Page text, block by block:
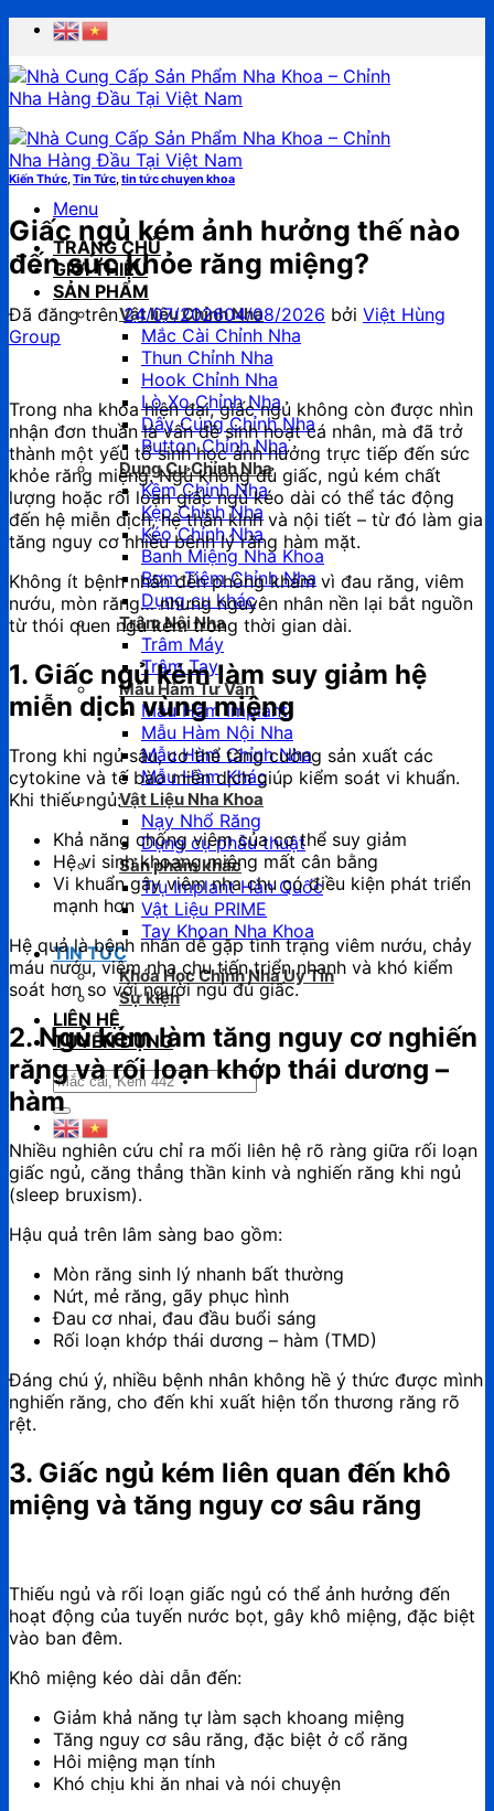
Chuyển
nội
dung
Menu
TRANG CHỦ
GIỚI THIỆU
SẢN PHẨM
Vật liệu Chỉnh Nha
Mắc Cài Chỉnh Nha
Thun Chỉnh Nha
Hook Chỉnh Nha
Lò Xo Chỉnh Nha
Dây Cung Chỉnh Nha
Button Chỉnh Nha
Dụng Cụ Chỉnh Nha
Kềm Chỉnh Nha
Kẹp Chỉnh Nha
Kéo Chỉnh Nha
Banh Miệng Nha Khoa
Bơm Tiêm Chỉnh Nha
Dụng cụ khác
Trâm Nội Nha
Trâm Máy
Trâm Tay
Mẫu Hàm Tư Vấn
Mẫu Hàm Implant
Mẫu Hàm Nội Nha
Mẫu Hàm Chỉnh Nha
Mẫu Hàm Khác
Vật Liệu Nha Khoa
Nạy Nhổ Răng
Dụng cụ phẫu thuật
Sản phẩm khác
Trụ Implant Hàn Quốc
Vật Liệu PRIME
Tay Khoan Nha Khoa
TIN TỨC
Khóa Học Chỉnh Nha Uy Tín
Sự kiện
LIÊN HỆ
TUYỂN DỤNG
Tìm
kiếm:
Kiến Thức,Tin Tức,tin tức chuyen khoa
Giấc ngủ kém ảnh hưởng thế nào
đến sức khỏe răng miệng?
Đã đăng trên24/07/202604/08/2026 bởi Việt Hùng
Group
Trong nha khoa hiện đại, giấc ngủ không còn được nhìn
nhận đơn thuần là vấn đề sinh hoạt cá nhân, mà đã trở
thành một yếu tố sinh học ảnh hưởng trực tiếp đến sức
khỏe răng miệng. Ngủ không đủ giấc, ngủ kém chất
lượng hoặc rối loạn giấc ngủ kéo dài có thể tác động
đến hệ miễn dịch, hệ thần kinh và nội tiết – từ đó làm gia
tăng nguy cơ nhiều bệnh lý răng hàm mặt.
Không ít bệnh nhân đến phòng khám vì đau răng, viêm
nướu, mòn răng… nhưng nguyên nhân nền lại bắt nguồn
từ thói quen ngủ kém trong thời gian dài.
1. Giấc ngủ kém làm suy giảm hệ
miễn dịch vùng miệng
Trong khi ngủ sâu, cơ thể tăng cường sản xuất các
cytokine và tế bào miễn dịch giúp kiểm soát vi khuẩn.
Khi thiếu ngủ:
Khả năng chống viêm của cơ thể suy giảm
Hệ vi sinh khoang miệng mất cân bằng
Vi khuẩn gây viêm nha chu có điều kiện phát triển
mạnh hơn
Hệ quả là bệnh nhân dễ gặp tình trạng viêm nướu, chảy
máu nướu, viêm nha chu tiến triển nhanh và khó kiểm
soát hơn so với người ngủ đủ giấc.
2. Ngủ kém làm tăng nguy cơ nghiến
răng và rối loạn khớp thái dương –
hàm
Nhiều nghiên cứu chỉ ra mối liên hệ rõ ràng giữa rối loạn
giấc ngủ, căng thẳng thần kinh và nghiến răng khi ngủ
(sleep bruxism).
Hậu quả trên lâm sàng bao gồm:
Mòn răng sinh lý nhanh bất thường
Nứt, mẻ răng, gãy phục hình
Đau cơ nhai, đau đầu buổi sáng
Rối loạn khớp thái dương – hàm (TMD)
Đáng chú ý, nhiều bệnh nhân không hề ý thức được mình
nghiến răng, cho đến khi xuất hiện tổn thương răng rõ
rệt.
3. Giấc ngủ kém liên quan đến khô
miệng và tăng nguy cơ sâu răng
Thiếu ngủ và rối loạn giấc ngủ có thể ảnh hưởng đến
hoạt động của tuyến nước bọt, gây khô miệng, đặc biệt
vào ban đêm.
Khô miệng kéo dài dẫn đến:
Giảm khả năng tự làm sạch khoang miệng
Tăng nguy cơ sâu răng, đặc biệt ở cổ răng
Hôi miệng mạn tính
Khó chịu khi ăn nhai và nói chuyện